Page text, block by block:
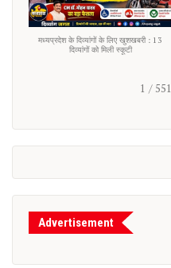
मध्यप्रदेश के दिव्यांगों के लिए खुशखबरी : 13
दिव्यांगों को मिली स्कूटी
1 / 551
Advertisement